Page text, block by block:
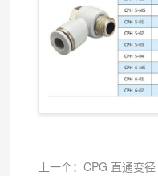
上一个：CPG 直通变径